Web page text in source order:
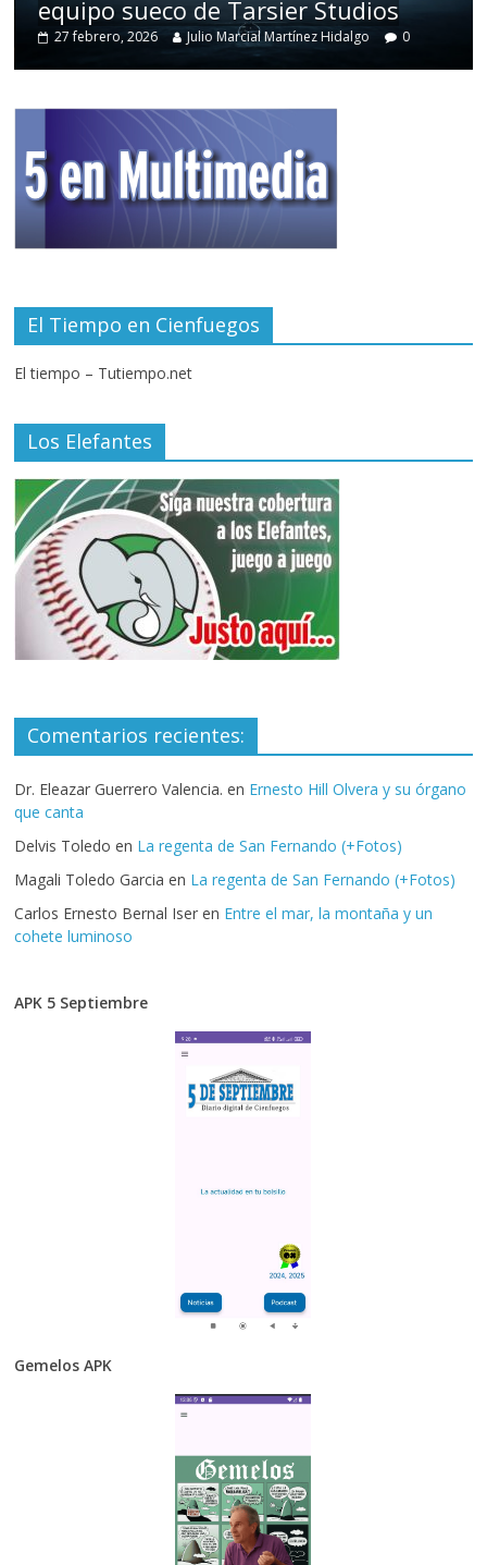
equipo sueco de Tarsier Studios
27 febrero, 2026 Julio Marcial Martínez Hidalgo 0
El Tiempo en Cienfuegos
El tiempo – Tutiempo.net
Los Elefantes
Comentarios recientes:
Dr. Eleazar Guerrero Valencia. en Ernesto Hill Olvera y su órgano
que canta
Delvis Toledo en La regenta de San Fernando (+Fotos)
Magali Toledo Garcia en La regenta de San Fernando (+Fotos)
Carlos Ernesto Bernal Iser en Entre el mar, la montaña y un
cohete luminoso
APK 5 Septiembre
Gemelos APK